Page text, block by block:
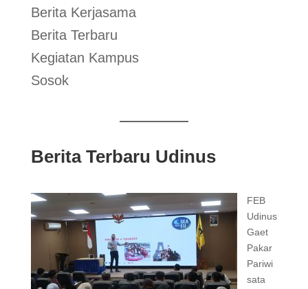
Berita Kerjasama
Berita Terbaru
Kegiatan Kampus
Sosok
Berita Terbaru Udinus
FEB
Udinus
Gaet
Pakar
Pariwi
sata